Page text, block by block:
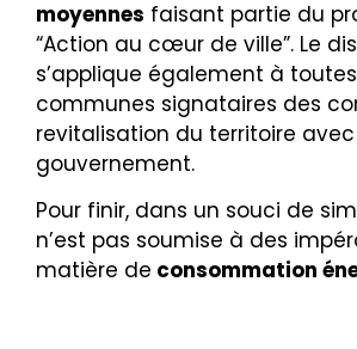
moyennes faisant partie du
“Action au cœur de ville”. Le
s’applique également à
communes signataires des
revitalisation du territoire
gouvernement.
Pour finir, dans un souci de
n’est pas soumise à des
matière de consommation